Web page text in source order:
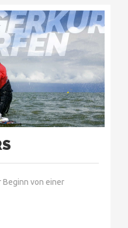
von einer